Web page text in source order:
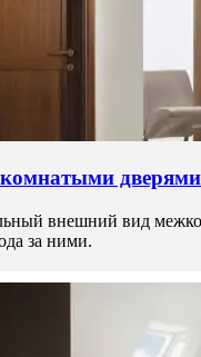
внешний вид
за ними.